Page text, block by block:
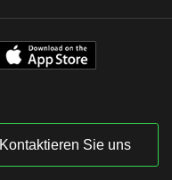
Kontaktieren Sie uns